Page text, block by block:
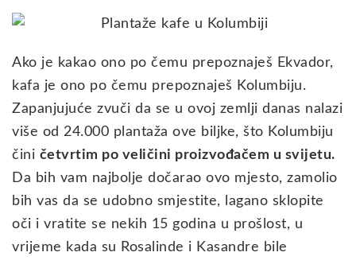
Ako je kakao ono po čemu prepoznaješ Ekvador,
kafa je ono po čemu prepoznaješ Kolumbiju.
Zapanjujuće zvuči da se u ovoj zemlji danas nalazi
više od 24.000 plantaža ove biljke, što Kolumbiju
čini četvrtim po veličini proizvođačem u svijetu.
Da bih vam najbolje dočarao ovo mjesto, zamolio
bih vas da se udobno smjestite, lagano sklopite
oči i vratite se nekih 15 godina u prošlost, u
vrijeme kada su Rosalinde i Kasandre bile